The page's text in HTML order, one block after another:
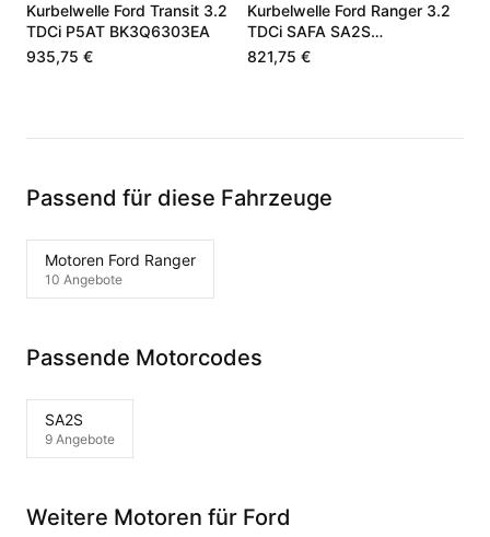
Kurbelwelle Ford Transit 3.2
TDCi P5AT BK3Q6303EA
935,75 €
Kurbelwelle Ford Ranger 3.2
TDCi SAFA SA2S
BK3Q6303EA 1699861
821,75 €
Passend für diese Fahrzeuge
Motoren Ford Ranger
10 Angebote
Passende Motorcodes
SA2S
9 Angebote
Weitere Motoren für Ford